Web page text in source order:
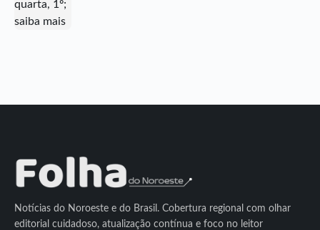
Notícias do Noroeste e do Brasil. Cobertura regional com olhar
editorial cuidadoso, atualização contínua e foco no leitor